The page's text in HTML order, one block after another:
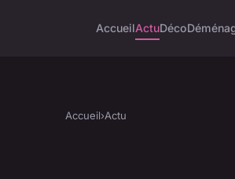
AccueilActuDéco
Accueil›Actu